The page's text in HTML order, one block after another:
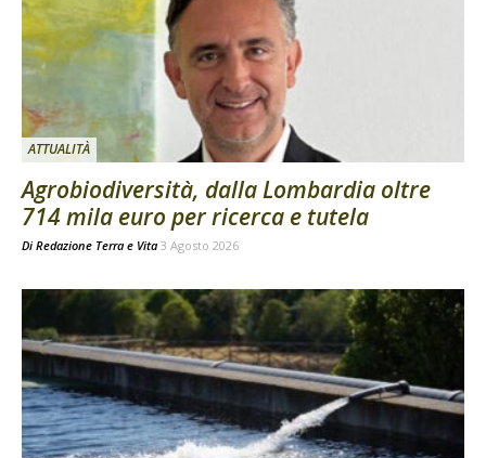
ATTUALITÀ
Agrobiodiversità, dalla Lombardia oltre
714 mila euro per ricerca e tutela
Di Redazione Terra e Vita 3 Agosto 2026